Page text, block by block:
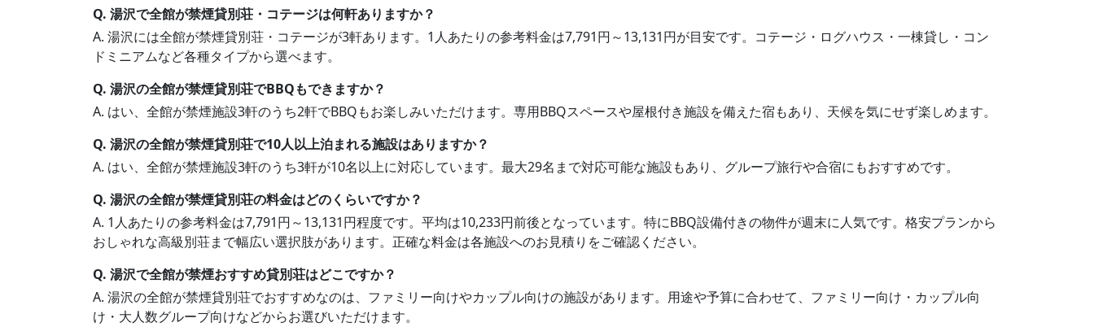
Q. 湯沢で全館が禁煙貸別荘・コテージは何軒ありますか？
A. 湯沢には全館が禁煙貸別荘・コテージが3軒あります。1人あたりの参考料金は7,791円～13,131円が目安です。コテージ・ログハウス・一棟貸し・コン
ドミニアムなど各種タイプから選べます。
Q. 湯沢の全館が禁煙貸別荘でBBQもできますか？
A. はい、全館が禁煙施設3軒のうち2軒でBBQもお楽しみいただけます。専用BBQスペースや屋根付き施設を備えた宿もあり、天候を気にせず楽しめます。
Q. 湯沢の全館が禁煙貸別荘で10人以上泊まれる施設はありますか？
A. はい、全館が禁煙施設3軒のうち3軒が10名以上に対応しています。最大29名まで対応可能な施設もあり、グループ旅行や合宿にもおすすめです。
Q. 湯沢の全館が禁煙貸別荘の料金はどのくらいですか？
A. 1人あたりの参考料金は7,791円～13,131円程度です。平均は10,233円前後となっています。特にBBQ設備付きの物件が週末に人気です。格安プランから
おしゃれな高級別荘まで幅広い選択肢があります。正確な料金は各施設へのお見積りをご確認ください。
Q. 湯沢で全館が禁煙おすすめ貸別荘はどこですか？
A. 湯沢の全館が禁煙貸別荘でおすすめなのは、ファミリー向けやカップル向けの施設があります。用途や予算に合わせて、ファミリー向け・カップル向
け・大人数グループ向けなどからお選びいただけます。